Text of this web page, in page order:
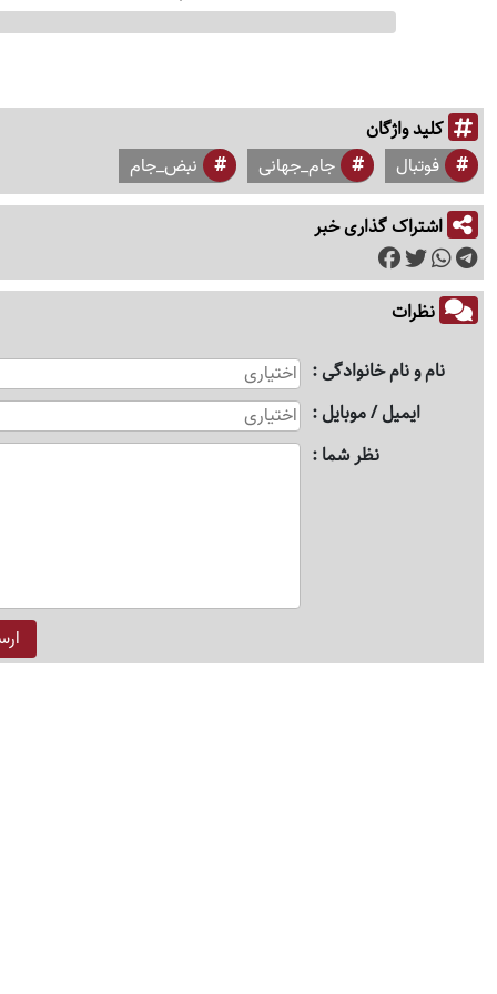
کلید واژگان
فوتبال جام_جهانی نبض_جام
اشتراک گذاری خبر
نظرات
نام و نام خانوادگی
ایمیل / موبایل
نظر شما